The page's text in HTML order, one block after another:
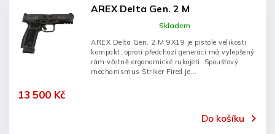
AREX Delta Gen. 2 M
Skladem
13 500 Kč
Do košíku
AREX Delta Gen. 2 M 9X19 je pistole velikosti
kompakt, oproti předchozí generaci má vylepšený
rám včetně ergonomické rukojeti. Spoušťový
mechanismus Striker Fired je...